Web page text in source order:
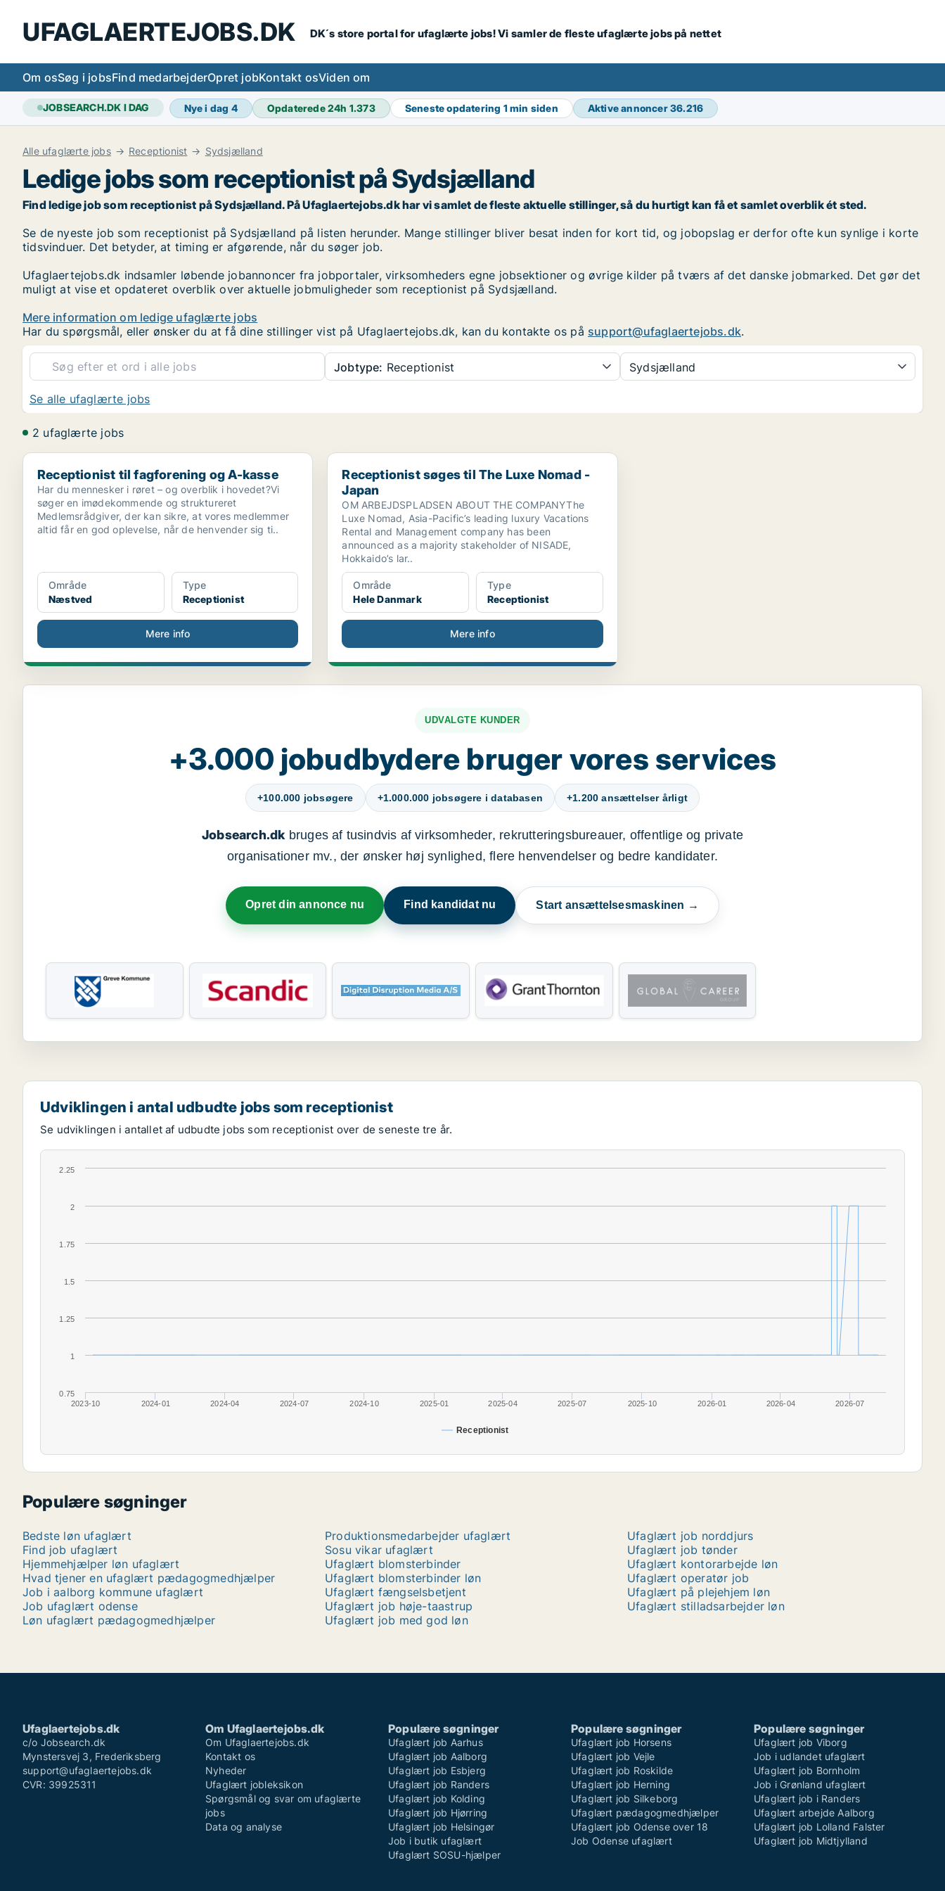
UFAGLAERTEJOBS.DK DK´s store portal for ufaglærte jobs! Vi samler de fleste ufaglærte jobs på nettet
Om osSøg i jobsFind medarbejderOpret jobKontakt osViden om
JOBSEARCH.DK I DAG Nye i dag 4 Opdaterede 24h 1.373 Seneste opdatering 1 min siden Aktive annoncer36.216
Alle ufaglærte jobs Receptionist Sydsjælland
Ledige jobs som receptionist på Sydsjælland
Find ledige job som receptionist på Sydsjælland. På Ufaglaertejobs.dk har vi samlet de fleste aktuelle stillinger, så du hurtigt kan få et samlet overblik ét sted.
Se de nyeste job som receptionist på Sydsjælland på listen herunder. Mange stillinger bliver besat inden for kort tid, og jobopslag er derfor ofte kun synlige i korte
tidsvinduer. Det betyder, at timing er afgørende, når du søger job.
Ufaglaertejobs.dk indsamler løbende jobannoncer fra jobportaler, virksomheders egne jobsektioner og øvrige kilder på tværs af det danske jobmarked. Det gør det
muligt at vise et opdateret overblik over aktuelle jobmuligheder som receptionist på Sydsjælland.
Mere information om ledige ufaglærte jobs
Har du spørgsmål, eller ønsker du at få dine stillinger vist på Ufaglaertejobs.dk, kan du kontakte os på support@ufaglaertejobs.dk.
Jobtype: Receptionist Sydsjælland
Se alle ufaglærte jobs
2 ufaglærte jobs
Receptionist til fagforening og A-kasse
Receptionist til fagforening og A-kasse
Har du mennesker i røret – og overblik i hovedet?Vi
søger en imødekommende og struktureret
Medlemsrådgiver, der kan sikre, at vores medlemmer
altid får en god oplevelse, når de henvender sig ti..
Område
Næstved
Type
Receptionist
Mere info
Receptionist søges til The Luxe Nomad - Japan
Receptionist søges til The Luxe Nomad -
Japan
OM ARBEJDSPLADSEN ABOUT THE COMPANYThe
Luxe Nomad, Asia-Pacific’s leading luxury Vacations
Rental and Management company has been
announced as a majority stakeholder of NISADE,
Hokkaido’s lar..
Område
Hele Danmark
Type
Receptionist
Mere info
UDVALGTE KUNDER
+3.000 jobudbydere bruger vores services
+100.000 jobsøgere +1.000.000 jobsøgere i databasen +1.200 ansættelser årligt
Jobsearch.dkbruges af tusindvis af virksomheder, rekrutteringsbureauer, offentlige og private
organisationer mv., der ønsker høj synlighed, flere henvendelser og bedre kandidater.
Opret din annonce nu Find kandidat nu Start ansættelsesmaskinen →
Udviklingen i antal udbudte jobs som receptionist
Se udviklingen i antallet af udbudte jobs som receptionist over de seneste tre år.
Receptionist
2023-10 2024-01 2024-04 2024-07 2024-10 2025-01 2025-04 2025-07 2025-10 2026-01 2026-04 2026-07
1
2
0.75
1.25
1.5
1.75
2.25
Populære søgninger
Bedste løn ufaglært
Find job ufaglært
Hjemmehjælper løn ufaglært
Hvad tjener en ufaglært pædagogmedhjælper
Job i aalborg kommune ufaglært
Job ufaglært odense
Løn ufaglært pædagogmedhjælper
Produktionsmedarbejder ufaglært
Sosu vikar ufaglært
Ufaglært blomsterbinder
Ufaglært blomsterbinder løn
Ufaglært fængselsbetjent
Ufaglært job høje-taastrup
Ufaglært job med god løn
Ufaglært job norddjurs
Ufaglært job tønder
Ufaglært kontorarbejde løn
Ufaglært operatør job
Ufaglært på plejehjem løn
Ufaglært stilladsarbejder løn
Ufaglaertejobs.dk
c/o Jobsearch.dk
Mynstersvej 3, Frederiksberg
support@ufaglaertejobs.dk
CVR: 39925311
Om Ufaglaertejobs.dk
Om Ufaglaertejobs.dk
Kontakt os
Nyheder
Ufaglært jobleksikon
Spørgsmål og svar om ufaglærte
jobs
Data og analyse
Populære søgninger
Ufaglært job Aarhus
Ufaglært job Aalborg
Ufaglært job Esbjerg
Ufaglært job Randers
Ufaglært job Kolding
Ufaglært job Hjørring
Ufaglært job Helsingør
Job i butik ufaglært
Ufaglært SOSU-hjælper
Populære søgninger
Ufaglært job Horsens
Ufaglært job Vejle
Ufaglært job Roskilde
Ufaglært job Herning
Ufaglært job Silkeborg
Ufaglært pædagogmedhjælper
Ufaglært job Odense over 18
Job Odense ufaglært
Populære søgninger
Ufaglært job Viborg
Job i udlandet ufaglært
Ufaglært job Bornholm
Job i Grønland ufaglært
Ufaglært job i Randers
Ufaglært arbejde Aalborg
Ufaglært job Lolland Falster
Ufaglært job Midtjylland